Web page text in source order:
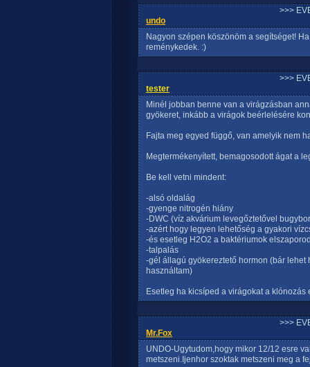
>>>
undo
Nagyon szépen köszönöm a segítséget!
reménykedek. :)
>>>
tester
Minél jobban benne van a virágzásban
gyökeret, inkább a virágok beérlelésére
Fajta meg egyed függő, van amelyik nem
Megtermékenyített, bemagosodott ágat a
Be kell vetni mindent:
-alsó oldalág
-gyenge nitrogén hiány
-DWC (víz akvárium levegőztetővel
-azért hogy legyen lehetőség a gyakori
-és esetleg H2O2 a baktériumok
-talpalás
-gél állagú gyökereztető hormon (bár
használtam)
Esetleg ha kicsíped a virágokat a
>>>
Mr.Fox
UNDO-Ugytudom,hogy mikor 12/12 esre
metszeni.Ijenhor szoktak metszeni meg a